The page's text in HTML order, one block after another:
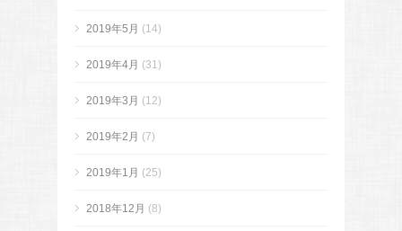
2019年5月 (14)
2019年4月 (31)
2019年3月 (12)
2019年2月 (7)
2019年1月 (25)
2018年12月 (8)